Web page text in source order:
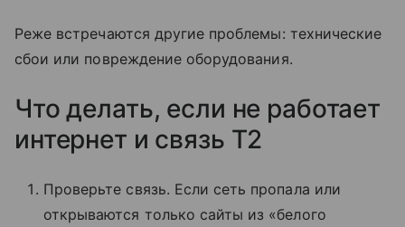
Реже встречаются другие проблемы: технические
сбои или повреждение оборудования.
Что делать, если не работает
интернет и связь T2
Проверьте связь. Если сеть пропала или
открываются только сайты из «белого